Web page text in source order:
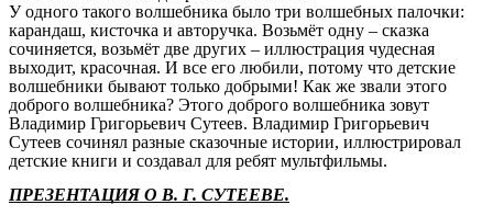
У одного такого волшебника было три волшебных палочки:
карандаш, кисточка и авторучка. Возьмёт одну – сказка
сочиняется, возьмёт две других – иллюстрация чудесная
выходит, красочная. И все его любили, потому что детские
волшебники бывают только добрыми! Как же звали этого
доброго волшебника? Этого доброго волшебника зовут
Владимир Григорьевич Сутеев. Владимир Григорьевич
Сутеев сочинял разные сказочные истории, иллюстрировал
детские книги и создавал для ребят мультфильмы.
ПРЕЗЕНТАЦИЯ О В. Г. СУТЕЕВЕ.